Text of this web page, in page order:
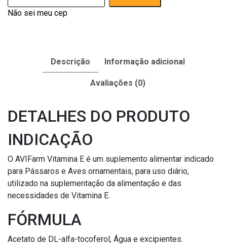
Não sei meu cep
Descrição Informação adicional
Avaliações (0)
DETALHES DO PRODUTO
INDICAÇÃO
O AVIFarm Vitamina E é um suplemento alimentar indicado
para Pássaros e Aves ornamentais, para uso diário,
utilizado na suplementação da alimentação e das
necessidades de Vitamina E.
FÓRMULA
Acetato de DL-alfa-tocoferol, Água e excipientes.